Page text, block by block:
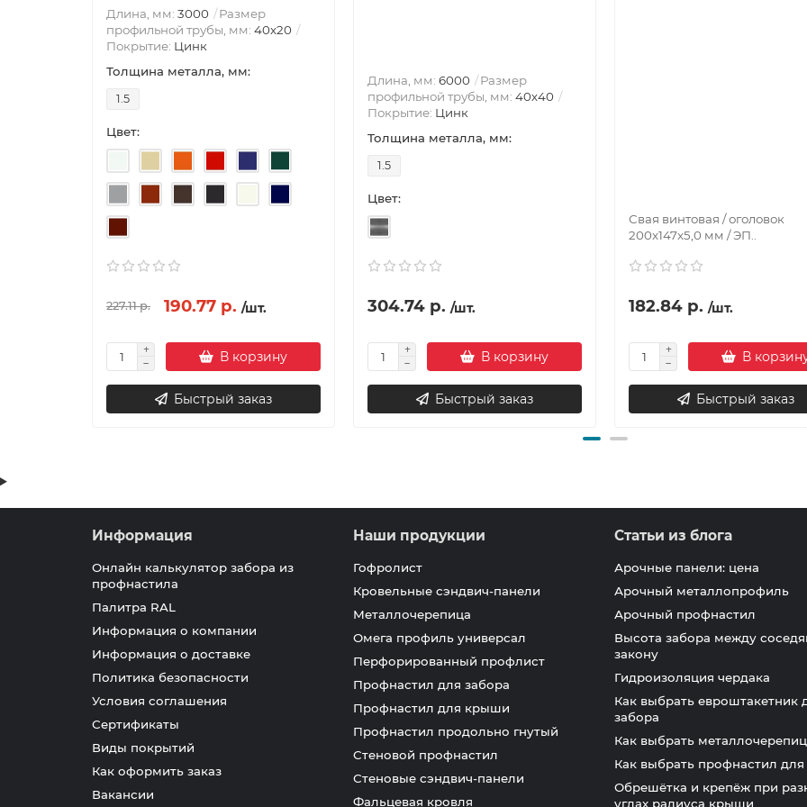
Длина, мм: 3000
Размер
профильной трубы, мм: 40х20
Покрытие: Цинк
Толщина металла, мм:
1.5
Цвет:
227.11 р. 190.77 р. /шт.
В корзину
Быстрый заказ
Длина, мм: 6000
Размер
профильной трубы, мм: 40х40
Покрытие: Цинк
Толщина металла, мм:
1.5
Цвет:
304.74 р. /шт.
В корзину
Быстрый заказ
Свая винтовая / оголовок
200x147x5,0 мм / ЭП..
182.84 р. /шт.
В
Быстрый заказ
Информация
Онлайн калькулятор забора из
профнастила
Палитра RAL
Информация о компании
Информация о доставке
Политика безопасности
Условия соглашения
Сертификаты
Виды покрытий
Как оформить заказ
Вакансии
Наши продукции
Гофролист
Кровельные сэндвич-панели
Металлочерепица
Омега профиль универсал
Перфорированный профлист
Профнастил для забора
Профнастил для крыши
Профнастил продольно гнутый
Стеновой профнастил
Стеновые сэндвич-панели
Фальцевая кровля
Статьи из блога
Арочные панели: цена
Арочный металлопрофиль
Арочный профнастил
Высота забора между
закону
Гидроизоляция чердака
Как выбрать евроштакетник
забора
Как выбрать
Как выбрать профнастил
Обрешётка и крепёж при
углах радиуса крыши